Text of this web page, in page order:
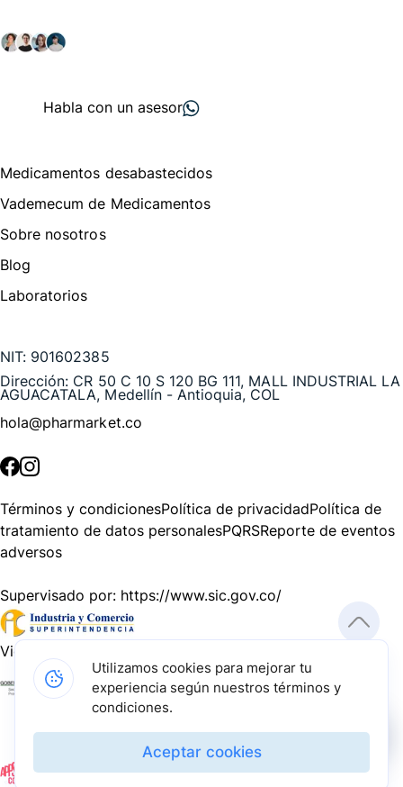
Habla con un asesor
Medicamentos desabastecidos
Vademecum de Medicamentos
Sobre nosotros
Blog
Laboratorios
NIT: 901602385
Dirección: CR 50 C 10 S 120 BG 111, MALL INDUSTRIAL LA
AGUACATALA, Medellín - Antioquia, COL
hola@pharmarket.co
Términos y condicionesPolítica de privacidadPolítica de
tratamiento de datos personalesPQRSReporte de eventos
adversos
Supervisado por: https://www.sic.gov.co/
Vigilado por:
Gracias a nuestros impulsadores, podemos presentarte la
solución tecnológica más avanzada para resolver los
desafíos farmacéuticos de la actualidad.
Utilizamos cookies para mejorar tu
experiencia según nuestros términos y
condiciones.
Aceptar cookies